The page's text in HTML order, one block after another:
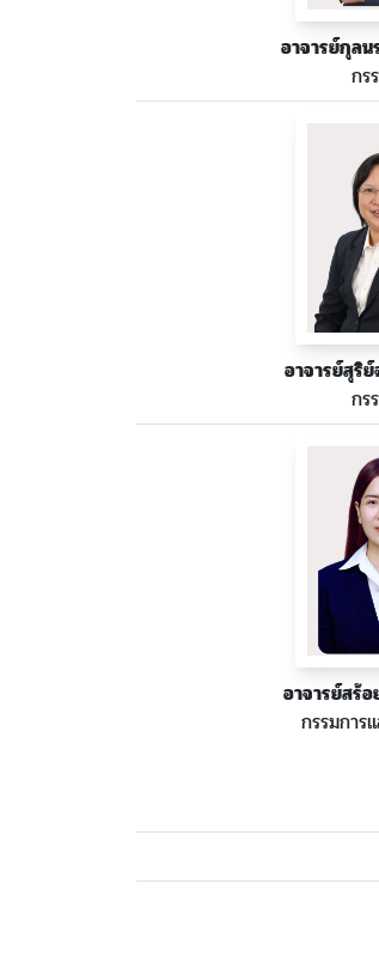
อาจารย์กุล
กร
อาจารย์สุริ
กร
อาจารย์สร้
กรรมการ